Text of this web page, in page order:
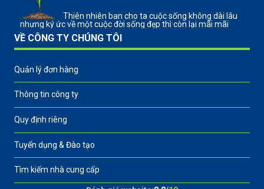
Thiên nhiên ban cho ta cuộc sống không dài lâu
nhưng ký ức về một cuộc đời sống đẹp thì còn lại mãi mãi
VỀ CÔNG TY CHÚNG TÔI
Quản lý đơn hàng
Thông tin công ty
Quy định riêng
Tuyển dụng & Đào tạo
Tìm kiếm nhà cung cấp